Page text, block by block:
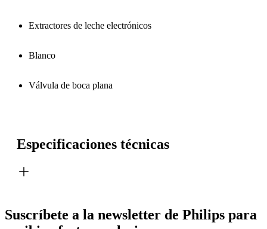
Extractores de leche electrónicos
Blanco
Válvula de boca plana
Especificaciones técnicas
Suscríbete a la newsletter de Philips para